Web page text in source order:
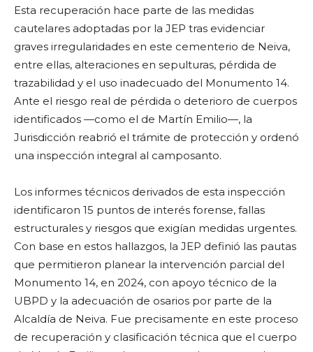
Esta recuperación hace parte de las medidas
cautelares adoptadas por la JEP tras evidenciar
graves irregularidades en este cementerio de Neiva,
entre ellas, alteraciones en sepulturas, pérdida de
trazabilidad y el uso inadecuado del Monumento 14.
Ante el riesgo real de pérdida o deterioro de cuerpos
identificados —como el de Martín Emilio—, la
Jurisdicción reabrió el trámite de protección y ordenó
una inspección integral al camposanto.
Los informes técnicos derivados de esta inspección
identificaron 15 puntos de interés forense, fallas
estructurales y riesgos que exigían medidas urgentes.
Con base en estos hallazgos, la JEP definió las pautas
que permitieron planear la intervención parcial del
Monumento 14, en 2024, con apoyo técnico de la
UBPD y la adecuación de osarios por parte de la
Alcaldía de Neiva. Fue precisamente en este proceso
de recuperación y clasificación técnica que el cuerpo